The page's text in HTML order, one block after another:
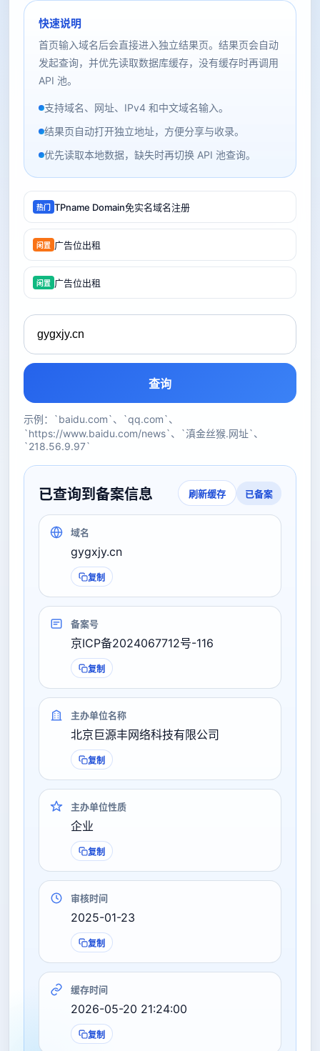
快速说明
首页输入域名后会直接进入独立结果页。结果页会自动
发起查询，并优先读取数据库缓存，没有缓存时再调用
API 池。
支持域名、网址、IPv4 和中文域名输入。
结果页自动打开独立地址，方便分享与收录。
优先读取本地数据，缺失时再切换 API 池查询。
热门 TPname Domain免实名域名注册
闲置 广告位出租
闲置 广告位出租
查询
示例：`baidu.com`、`qq.com`、
`https://www.baidu.com/news`、`滇金丝猴.网址`、
`218.56.9.97`
已查询到备案信息 刷新缓存 已备案
域名
gygxjy.cn
复制
备案号
京ICP备2024067712号-116
复制
主办单位名称
北京巨源丰网络科技有限公司
复制
主办单位性质
企业
复制
审核时间
2025-01-23
复制
缓存时间
2026-05-20 21:24:00
复制